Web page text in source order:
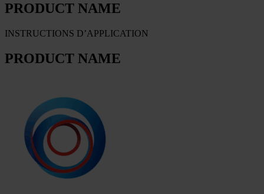
PRODUCT NAME
INSTRUCTIONS D’APPLICATION
PRODUCT NAME